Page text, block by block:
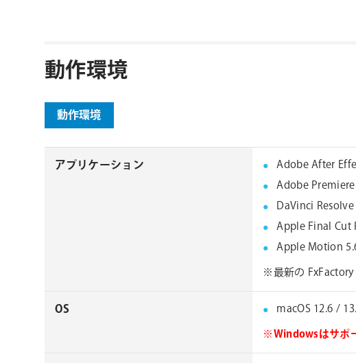
動作環境
動作環境
アプリケーション
Adobe After
Adobe
DaVinci
Apple Final Cut
Apple Motion
※最新の FxFactory
OS
macOS 12.6 /
※Windowsはサポ